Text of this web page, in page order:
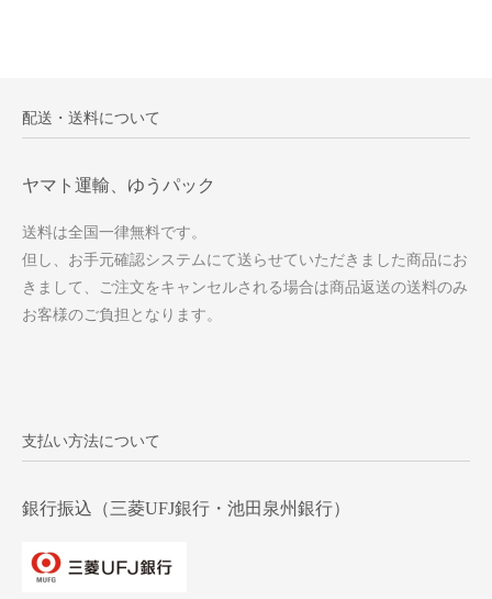
配送・送料について
ヤマト運輸、ゆうパック
送料は全国一律無料です。
但し、お手元確認システムにて送らせていただきました商品にお
きまして、ご注文をキャンセルされる場合は商品返送の送料のみ
お客様のご負担となります。
支払い方法について
銀行振込（三菱UFJ銀行・池田泉州銀行）